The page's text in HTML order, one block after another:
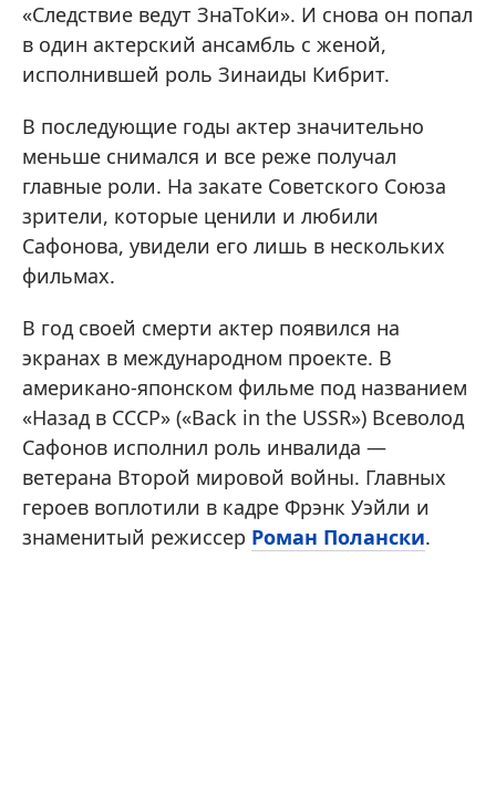
«Следствие ведут ЗнаТоКи». И снова он попал
в один актерский ансамбль с женой,
исполнившей роль Зинаиды Кибрит.
В последующие годы актер значительно
меньше снимался и все реже получал
главные роли. На закате Советского Союза
зрители, которые ценили и любили
Сафонова, увидели его лишь в нескольких
фильмах.
В год своей смерти актер появился на
экранах в международном проекте. В
американо-японском фильме под названием
«Назад в СССР» («Back in the USSR») Всеволод
Сафонов исполнил роль инвалида —
ветерана Второй мировой войны. Главных
героев воплотили в кадре Фрэнк Уэйли и
знаменитый режиссер Роман Полански.